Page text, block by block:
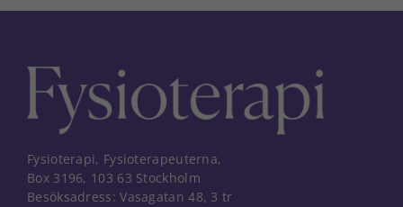
Fysioterapi, Fysioterapeuterna,
Box 3196, 103 63 Stockholm
Besöksadress: Vasagatan 48, 3 tr